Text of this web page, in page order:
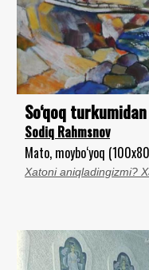
So‘qoq turkumidan
Sodiq Rahmsnov
Mato, moybo‘yoq
Xatoni aniqladingizmi?